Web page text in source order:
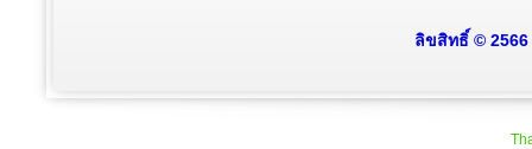
ลิขสิทธิ์ © 2566